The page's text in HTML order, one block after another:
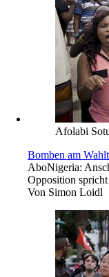
Afolabi
Bomben am
AboNigeria:
Opposition
Von Simon Loidl